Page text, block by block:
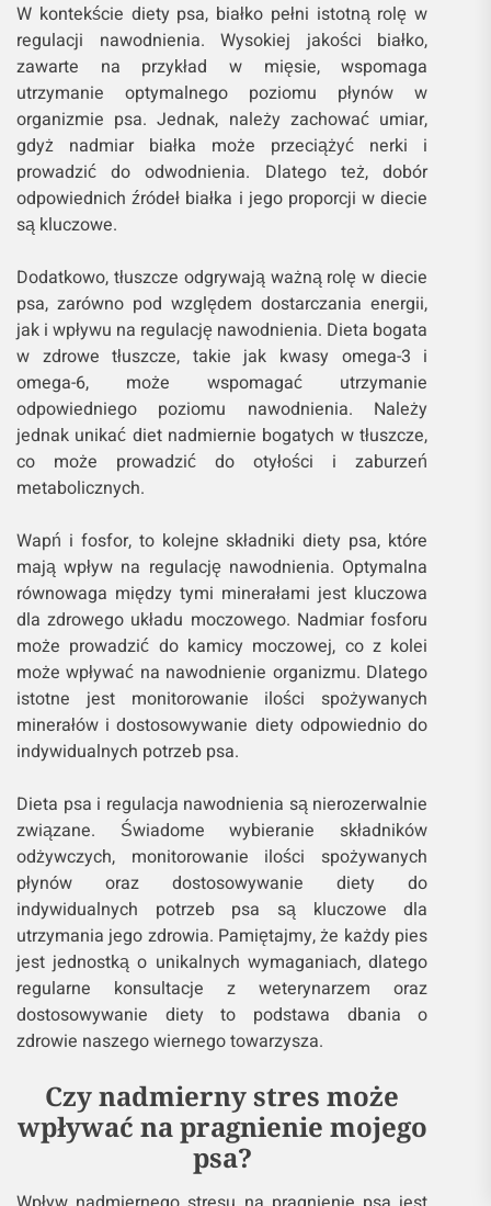
W kontekście diety psa, białko pełni istotną rolę w
regulacji nawodnienia. Wysokiej jakości białko,
zawarte na przykład w mięsie, wspomaga
utrzymanie optymalnego poziomu płynów w
organizmie psa. Jednak, należy zachować umiar,
gdyż nadmiar białka może przeciążyć nerki i
prowadzić do odwodnienia. Dlatego też, dobór
odpowiednich źródeł białka i jego proporcji w diecie
są kluczowe.
Dodatkowo, tłuszcze odgrywają ważną rolę w diecie
psa, zarówno pod względem dostarczania energii,
jak i wpływu na regulację nawodnienia. Dieta bogata
w zdrowe tłuszcze, takie jak kwasy omega-3 i
omega-6, może wspomagać utrzymanie
odpowiedniego poziomu nawodnienia. Należy
jednak unikać diet nadmiernie bogatych w tłuszcze,
co może prowadzić do otyłości i zaburzeń
metabolicznych.
Wapń i fosfor, to kolejne składniki diety psa, które
mają wpływ na regulację nawodnienia. Optymalna
równowaga między tymi minerałami jest kluczowa
dla zdrowego układu moczowego. Nadmiar fosforu
może prowadzić do kamicy moczowej, co z kolei
może wpływać na nawodnienie organizmu. Dlatego
istotne jest monitorowanie ilości spożywanych
minerałów i dostosowywanie diety odpowiednio do
indywidualnych potrzeb psa.
Dieta psa i regulacja nawodnienia są nierozerwalnie
związane. Świadome wybieranie składników
odżywczych, monitorowanie ilości spożywanych
płynów oraz dostosowywanie diety do
indywidualnych potrzeb psa są kluczowe dla
utrzymania jego zdrowia. Pamiętajmy, że każdy pies
jest jednostką o unikalnych wymaganiach, dlatego
regularne konsultacje z weterynarzem oraz
dostosowywanie diety to podstawa dbania o
zdrowie naszego wiernego towarzysza.
Czy nadmierny stres może
wpływać na pragnienie mojego
psa?